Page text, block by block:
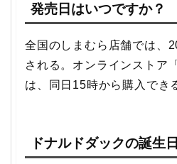
発売日はいつですか？
全国のしまむら店舗では、
される。オンラインストア
は、同日15時から購入でき
ドナルドダックの誕生